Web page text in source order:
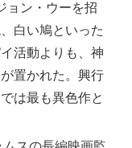
ョン・ウーを招
白い鳩といった
活動よりも、神
置かれた。興行
は最も異色作と